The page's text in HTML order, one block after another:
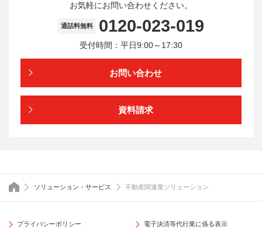
お気軽にお問い合わせください。
通話料無料 0120-023-019
受付時間：平日9:00～17:30
お問い合わせ
資料請求
トップページ
ソリューション・サービス 不動産関連業ソリューション
プライバシーポリシー 電子決済等代行業に係る表示